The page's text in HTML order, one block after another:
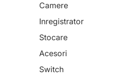
Camere
Inregistrator
Stocare
Acesori
Switch